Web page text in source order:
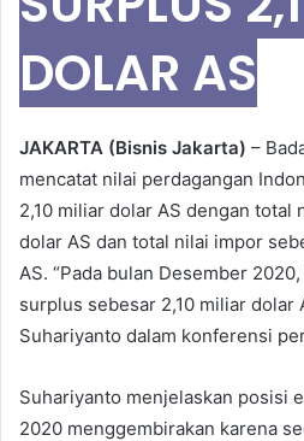
DOLAR AS
JAKARTA (Bisnis Jakarta) –
mencatat nilai perdagangan
2,10 miliar dolar AS dengan total
dolar AS dan total nilai impor
AS. “Pada bulan Desember
surplus sebesar 2,10 miliar dolar
Suhariyanto dalam konferensi
Suhariyanto menjelaskan posisi
2020 menggembirakan karena